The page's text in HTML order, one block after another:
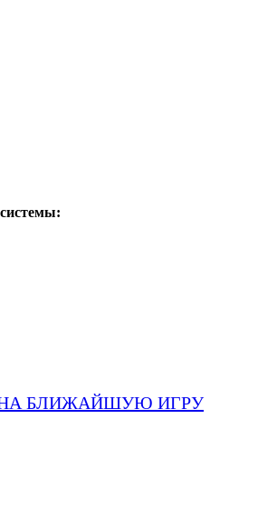
НА БЛИЖАЙШУЮ ИГРУ